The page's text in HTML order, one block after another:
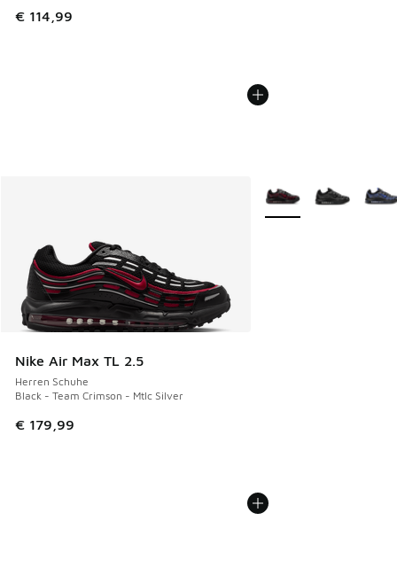
€ 114,99
Nike Air Max TL 2.5
Herren Schuhe
Black - Team Crimson - Mtlc Silver
€ 179,99
Weitere Farben